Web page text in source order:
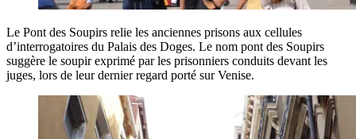
Le Pont des Soupirs relie les anciennes prisons aux cellules
d’interrogatoires du Palais des Doges. Le nom pont des Soupirs
suggère le soupir exprimé par les prisonniers conduits devant les
juges, lors de leur dernier regard porté sur Venise.